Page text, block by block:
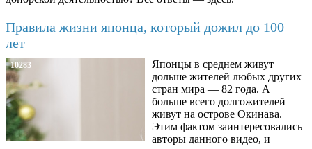
Правила жизни японца, который дожил до 100
лет
10283
Японцы в среднем живут
дольше жителей любых других
стран мира — 82 года. А
больше всего долгожителей
живут на острове Окинава.
Этим фактом заинтересовались
авторы данного видео, и